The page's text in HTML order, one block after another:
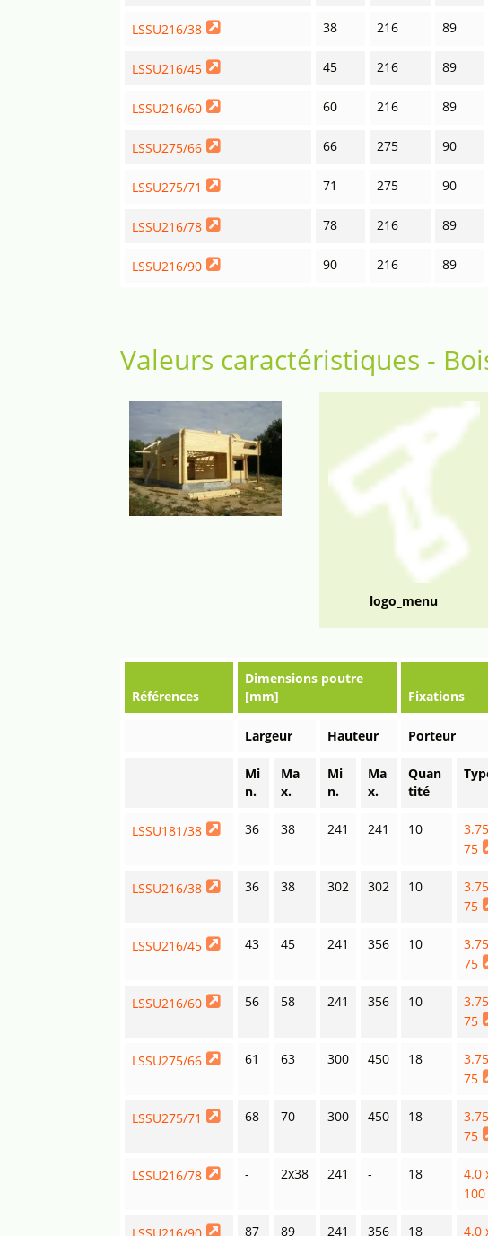
LSSU216/38 38 216 89
LSSU216/45 45 216 89
LSSU216/60 60 216 89
LSSU275/66 66 275 90
LSSU275/71 71 275 90
LSSU216/78 78 216 89
LSSU216/90 90 216 89
Valeurs caractéristiques -
logo_menu
Références
Dimensions poutre
[mm]
Fixations
Largeur Hauteur Porteur
Mi
n.
Ma
x.
Mi
n.
Ma
x.
Quan
tité
LSSU181/38 36 38 241 241 10
75
LSSU216/38 36 38 302 302 10
75
LSSU216/45 43 45 241 356 10
75
LSSU216/60 56 58 241 356 10
75
LSSU275/66 61 63 300 450 18
75
LSSU275/71 68 70 300 450 18
75
LSSU216/78 - 2x38 241 - 18
4.0
100
87 89 241 356 18 4.0